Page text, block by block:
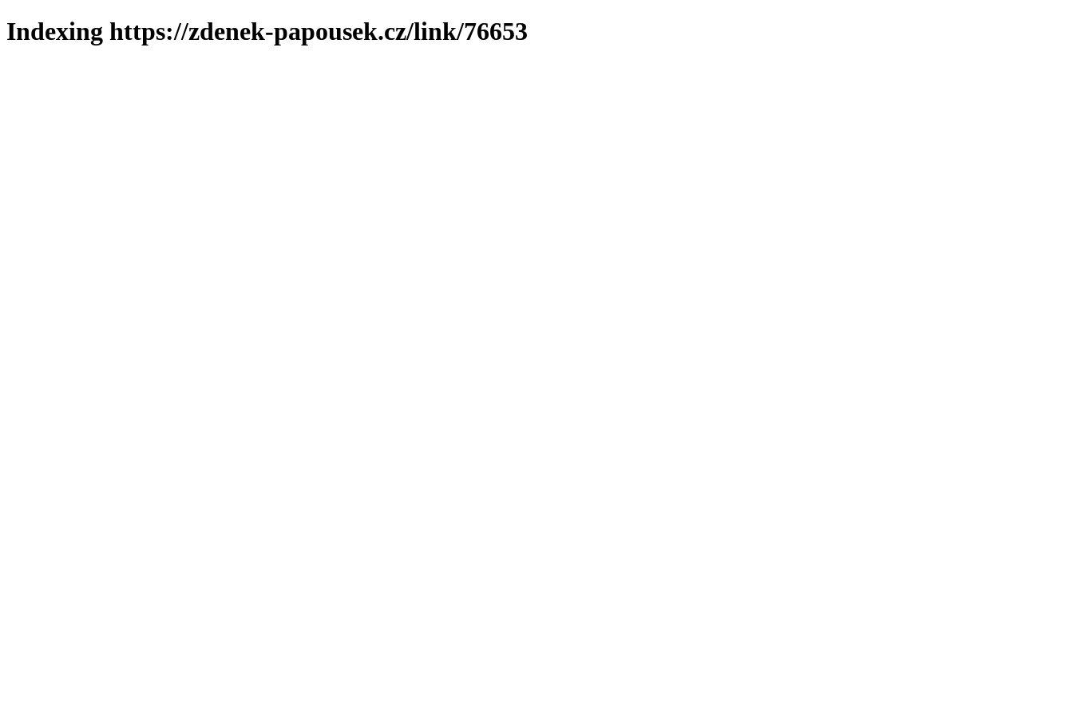
Indexing https://zdenek-papousek.cz/link/76653